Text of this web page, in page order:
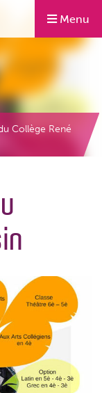
Menu
Collège René